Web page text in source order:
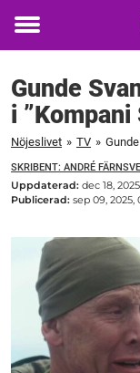
Toggle
Gunde
i ”Kompani
Nöjeslivet » TV »
SKRIBENT: ANDRÉ
Uppdaterad: dec 18,
Publicerad: sep 09, 2025,